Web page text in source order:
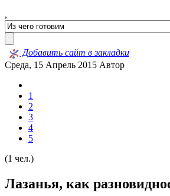
,
Добавить сайт в закладки
Среда, 15 Апрель 2015 Автор
1
2
3
4
5
(1 чел.)
Лазанья, как